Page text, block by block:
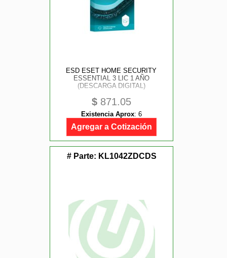
ESD ESET HOME SECURITY
ESSENTIAL 3 LIC 1 AÑO
(DESCARGA DIGITAL)
$ 871.05
Existencia Aprox: 6
Agregar a Cotización
# Parte: KL1042ZDCDS